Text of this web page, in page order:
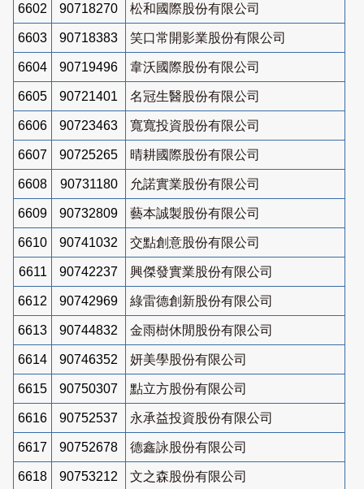
6602 90718270 松和國際股份有限公司
6603 90718383 笑口常開影業股份有限公司
6604 90719496 韋沃國際股份有限公司
6605 90721401 名冠生醫股份有限公司
6606 90723463 寬寬投資股份有限公司
6607 90725265 晴耕國際股份有限公司
6608 90731180 允諾實業股份有限公司
6609 90732809 藝本誠製股份有限公司
6610 90741032 交點創意股份有限公司
6611 90742237 興傑發實業股份有限公司
6612 90742969 綠雷德創新股份有限公司
6613 90744832 金雨樹休閒股份有限公司
6614 90746352 妍美學股份有限公司
6615 90750307 點立方股份有限公司
6616 90752537 永承益投資股份有限公司
6617 90752678 德鑫詠股份有限公司
6618 90753212 文之森股份有限公司